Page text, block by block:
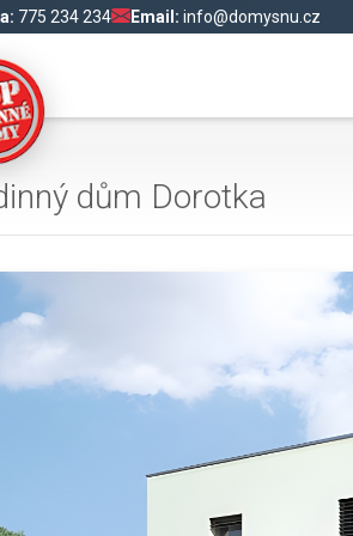
775 234 234 Email: info@domysnu.cz
dům Dorotka